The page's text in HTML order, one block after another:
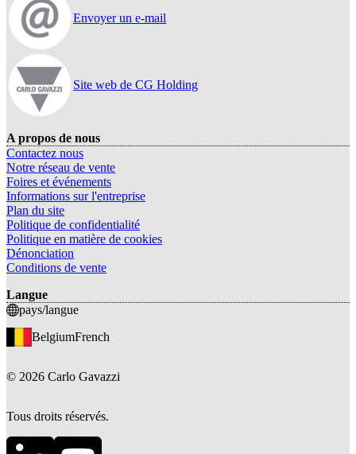
Envoyer un e-mail
Site web de CG Holding
A propos de nous
Contactez nous
Notre réseau de vente
Foires et événements
Informations sur l'entreprise
Plan du site
Politique de confidentialité
Politique en matière de cookies
Dénonciation
Conditions de vente
Langue
pays/langue
BelgiumFrench
© 2026 Carlo Gavazzi
Tous droits réservés.